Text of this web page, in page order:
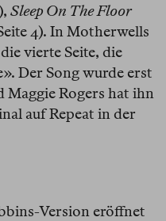
Sleep On The Floor
4). In Motherwells
vierte Seite, die
Der Song wurde erst
Rogers hat ihn
auf Repeat in der
Version eröffnet